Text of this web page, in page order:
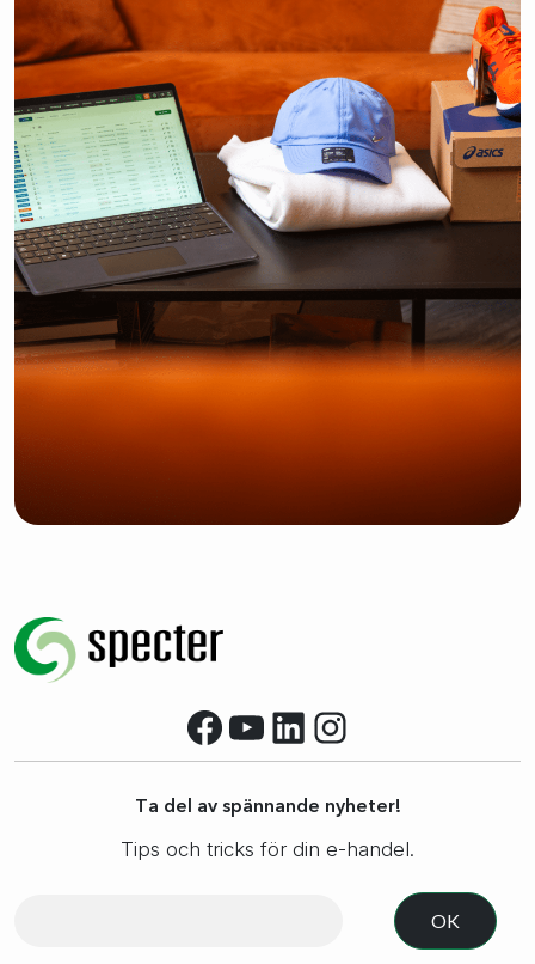
Facebook
YouTube
LinkedIn
Instagram
Ta del av spännande nyheter!
Tips och tricks för din e-handel.